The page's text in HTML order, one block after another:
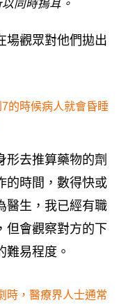
同時摀耳。
場觀眾對他們拋出
的時候病人就會昏睡
形去推算藥物的劑
的時間，數得快或
醫生，我已經有職
但會觀察對方的下
難易程度。
時，醫療界人士通常